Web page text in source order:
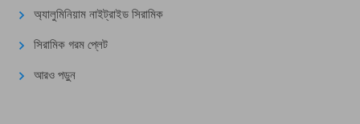
অ্যালুমিনিয়াম নাইট্রাইড সিরামিক
সিরামিক গরম প্লেট
আরও পড়ুন